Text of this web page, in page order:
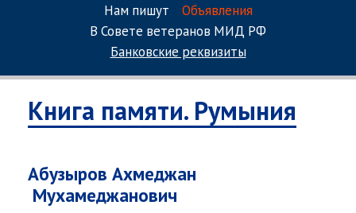
Нам пишут
Объявления
В Совете ветеранов МИД РФ
Банковские реквизиты
Книга памяти. Румыния
Абузыров Ахмеджан
Мухамеджанович